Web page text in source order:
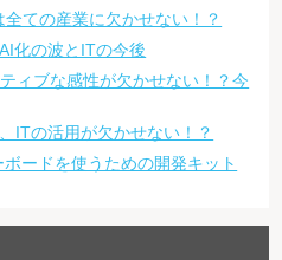
ての産業に欠かせない！？
化の波とITの今後
ィブな感性が欠かせない！？今
ITの活用が欠かせない！？
ードを使うための開発キット